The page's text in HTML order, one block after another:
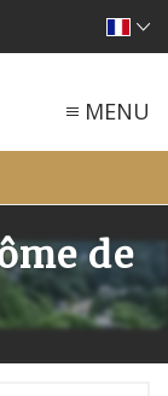
MENU
de